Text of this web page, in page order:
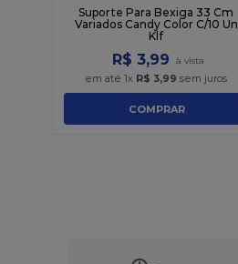
Suporte Para Bexiga 33 Cm
Variados Candy Color C/10 Un
Klf
R$ 3,99
em até1x R$ 3,99 sem juros
COMPRAR